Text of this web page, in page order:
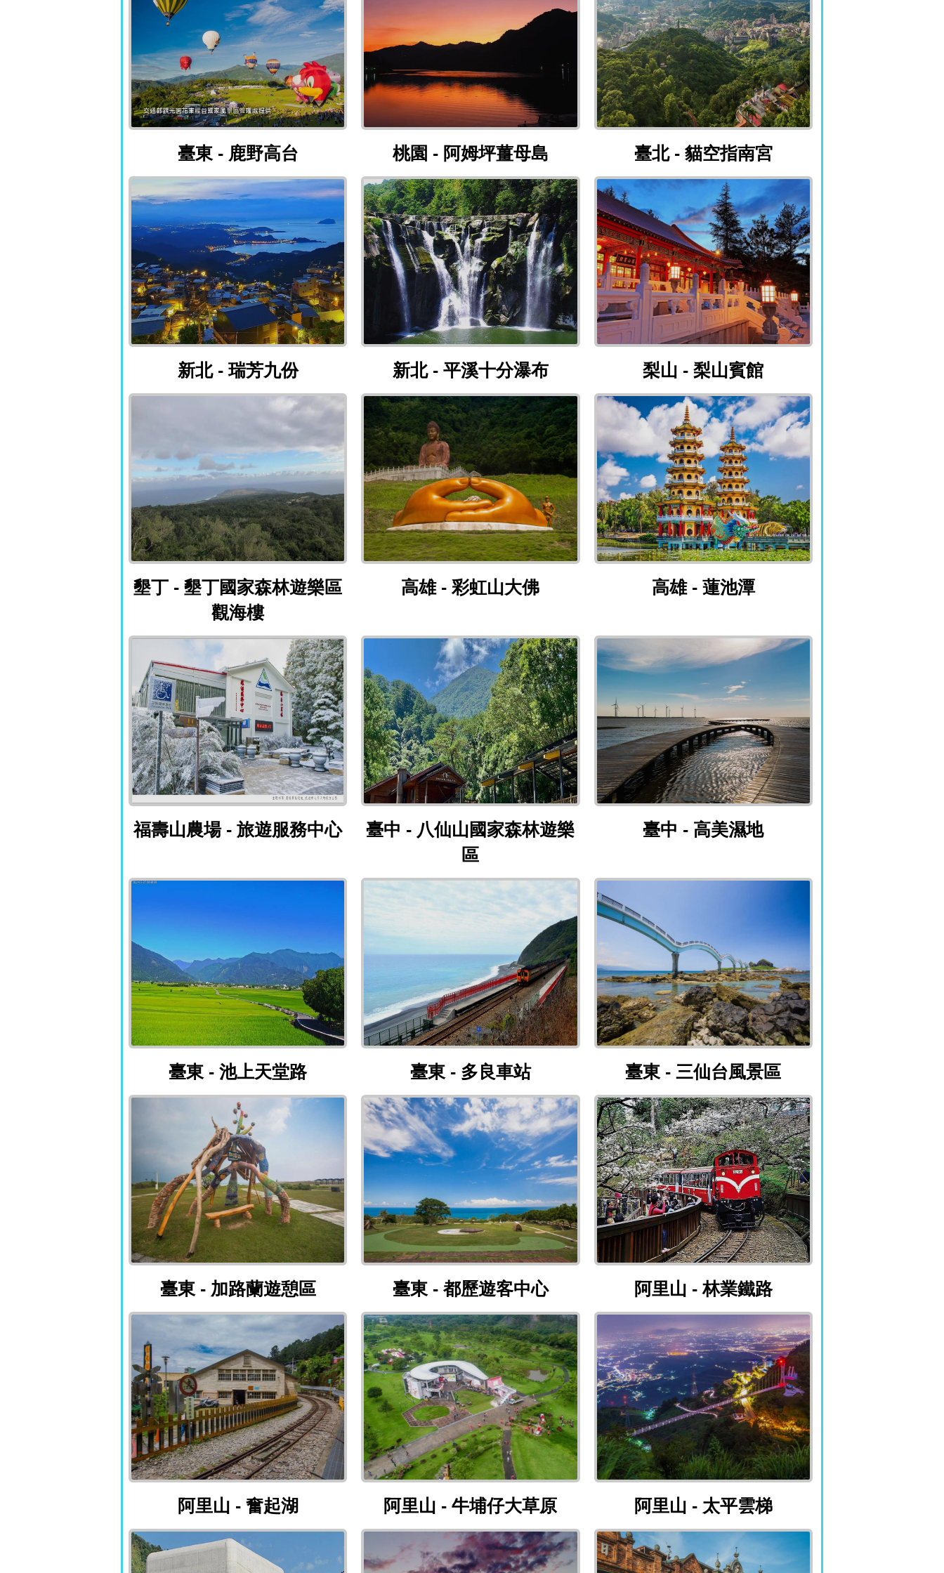
臺東 - 鹿野高台
臺東 - 鹿野高台
桃園 - 阿姆坪薑母島
桃園 - 阿姆坪薑母島
臺北 - 貓空指南宮
臺北 - 貓空指南宮
新北 - 瑞芳九份
新北 - 瑞芳九份
新北 - 平溪十分瀑布
新北 - 平溪十分瀑布
梨山 - 梨山賓館
梨山 - 梨山賓館
墾丁 - 墾丁國家森林遊樂區觀海樓
墾丁 - 墾丁國家森林遊樂區
觀海樓
高雄 - 彩虹山大佛
高雄 - 彩虹山大佛
高雄 - 蓮池潭
高雄 - 蓮池潭
福壽山農場 - 旅遊服務中心
福壽山農場 - 旅遊服務中心
臺中 - 八仙山國家森林遊樂區
臺中 - 八仙山國家森林遊樂
區
臺中 - 高美濕地
臺中 - 高美濕地
臺東 - 池上天堂路
臺東 - 池上天堂路
臺東 - 多良車站
臺東 - 多良車站
臺東 - 三仙台風景區
臺東 - 三仙台風景區
臺東 - 加路蘭遊憩區
臺東 - 加路蘭遊憩區
臺東 - 都歷遊客中心
臺東 - 都歷遊客中心
阿里山 - 林業鐵路
阿里山 - 林業鐵路
阿里山 - 奮起湖
阿里山 - 奮起湖
阿里山 - 牛埔仔大草原
阿里山 - 牛埔仔大草原
阿里山 - 太平雲梯
阿里山 - 太平雲梯